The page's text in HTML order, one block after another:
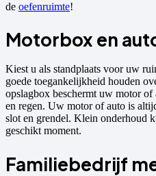
de oefenruimte!
Motorbox en
Kiest u als standplaats voor uw
goede toegankelijkheid houden
opslagbox beschermt uw motor
en regen. Uw motor of auto is
slot en grendel. Klein onderhoud
geschikt moment.
Familiebedrijf